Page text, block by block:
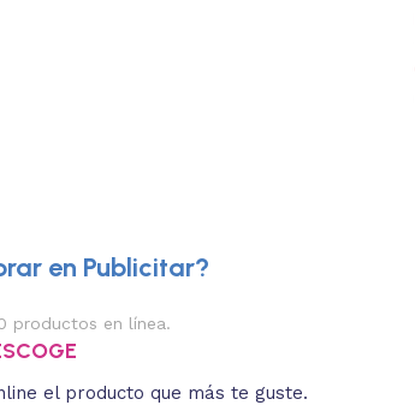
en Publicitar?
productos en línea.
el producto que más te guste.